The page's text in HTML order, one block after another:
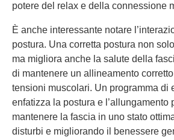
potere del relax e della connessione
È anche interessante notare
postura. Una corretta postura non
ma migliora anche la salute della
di mantenere un allineamento
tensioni muscolari. Un programma di
enfatizza la postura e l’allungamento
mantenere la fascia in uno stato
disturbi e migliorando il benessere